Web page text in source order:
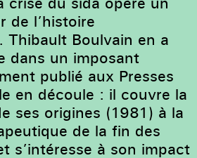
Quilt, National Mall,
/ courtesy National AIDS
de l’histoire
Thibault Boulvain en a
dans un imposant
publié aux Presses
en découle : il couvre la
ses origines (1981) à la
de la fin des
s’intéresse à son impact